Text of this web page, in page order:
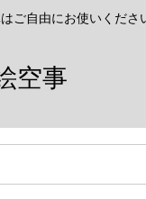
ご自由にお使いくだ
空事